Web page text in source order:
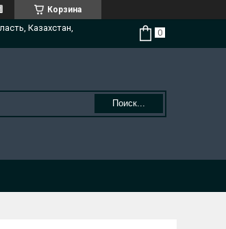
Корзина
Казахстан,
Поиск...